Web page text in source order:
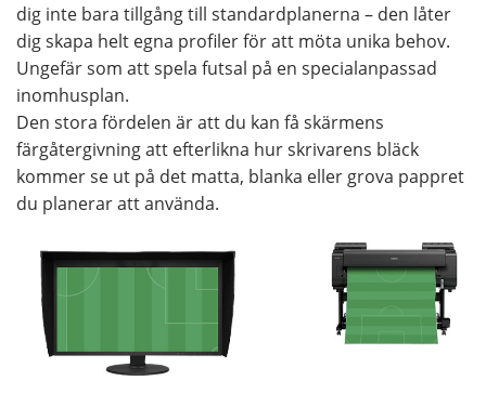
dig inte bara tillgång till standardplanerna – den låter
dig skapa helt egna profiler för att möta unika behov.
Ungefär som att spela futsal på en specialanpassad
inomhusplan.
Den stora fördelen är att du kan få skärmens
färgåtergivning att efterlikna hur skrivarens bläck
kommer se ut på det matta, blanka eller grova pappret
du planerar att använda.